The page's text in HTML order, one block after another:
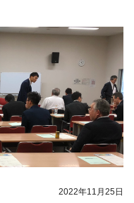
2022年11月25日